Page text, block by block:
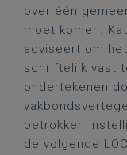
over één
moet komen.
adviseert om
schriftelijk vast
ondertekenen
betrokken
de volgende